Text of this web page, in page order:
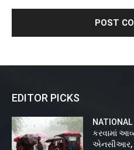
EDITOR PICKS
કરવામાં
એનસીઆર,